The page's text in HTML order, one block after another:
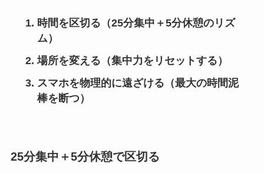
時間を区切る （25分集中＋5分休憩のリズ
ム）
場所を変える （集中力をリセットする）
スマホを物理的に遠ざける （最大の時間泥
棒を断つ）
25分集中＋5分休憩で区切る